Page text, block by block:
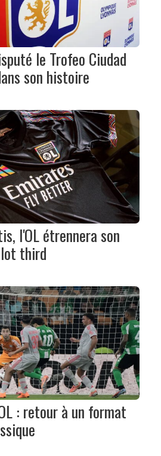
le Trofeo Ciudad
son histoire
l'OL étrennera son
third
: retour à un format